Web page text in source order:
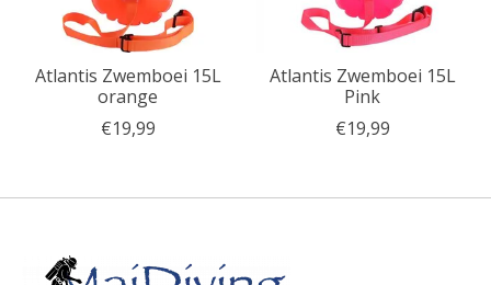
Atlantis Zwemboei 15L
orange
€19,99
Atlantis Zwemboei 15L
Pink
€19,99